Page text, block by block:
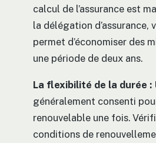
calcul de l’assurance est
la délégation d’assurance,
permet d’économiser des
une période de deux ans.
La flexibilité de la durée :
généralement consenti
renouvelable une fois.
conditions de